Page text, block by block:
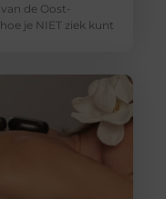
de Oost-
je NIET ziek kunt